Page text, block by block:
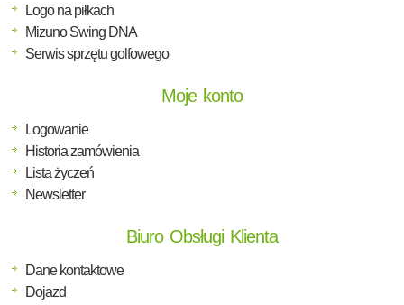
Logo na piłkach
Mizuno Swing DNA
Serwis sprzętu golfowego
Moje konto
Logowanie
Historia zamówienia
Lista życzeń
Newsletter
Biuro Obsługi Klienta
Dane kontaktowe
Dojazd